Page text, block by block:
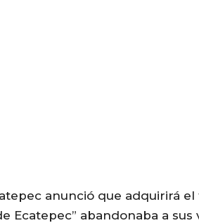
anunció que adquirirá
Ecatepec” abandonaba a sus